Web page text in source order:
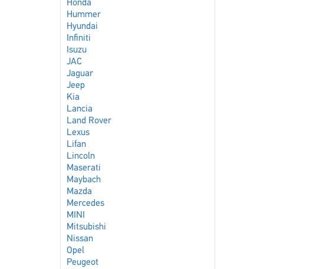
Honda
Hummer
Hyundai
Infiniti
Isuzu
JAC
Jaguar
Jeep
Kia
Lancia
Land Rover
Lexus
Lifan
Lincoln
Maserati
Maybach
Mazda
Mercedes
MINI
Mitsubishi
Nissan
Opel
Peugeot